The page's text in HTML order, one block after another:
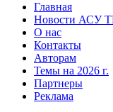
Главная
Новости АСУ
О нас
Контакты
Авторам
Темы на 2026 г.
Партнеры
Реклама